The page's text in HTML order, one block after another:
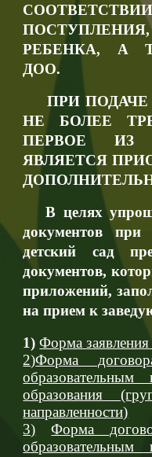
РЕБЕНКА, А
ДОО.
ПРИ ПОДАЧЕ
НЕ БОЛЕЕ
ПЕРВОЕ ИЗ
ЯВЛЯЕТСЯ
В целях
документов при
детский сад
документов,
приложений,
на прием к
1)Форма заявления
2)Форма
образования
направленности)
3)
Форма